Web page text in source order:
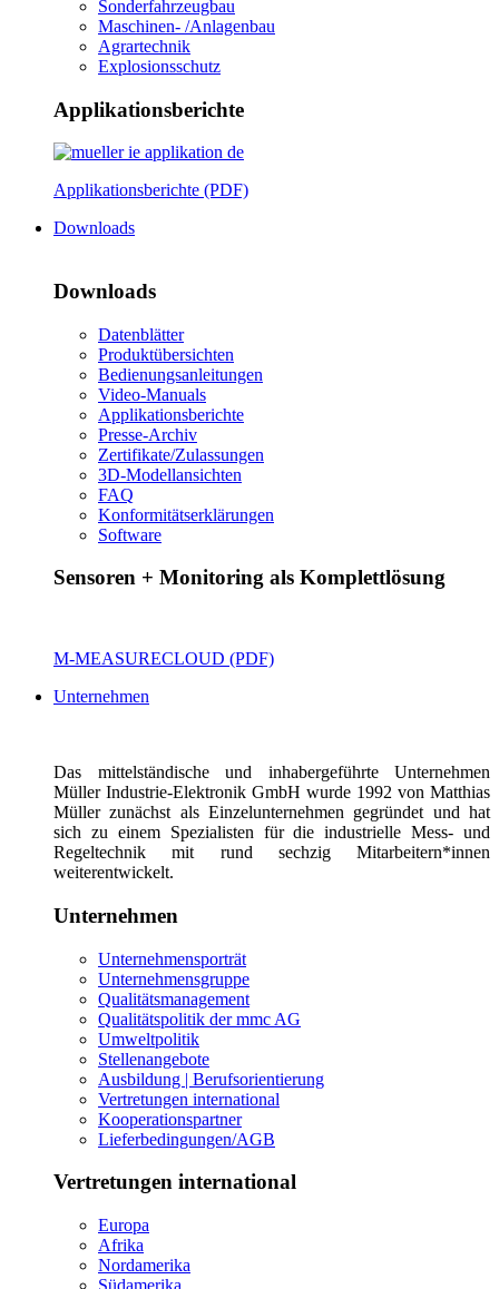
Sonderfahrzeugbau
Maschinen- /Anlagenbau
Agrartechnik
Explosionsschutz
Applikationsberichte
Applikationsberichte (PDF)
Downloads
Downloads
Datenblätter
Produktübersichten
Bedienungsanleitungen
Video-Manuals
Applikationsberichte
Presse-Archiv
Zertifikate/Zulassungen
3D-Modellansichten
FAQ
Konformitätserklärungen
Software
Sensoren + Monitoring als Komplettlösung
M-MEASURECLOUD (PDF)
Unternehmen
Das mittelständische und inhabergeführte Unternehmen
Müller Industrie-Elektronik GmbH wurde 1992 von Matthias
Müller zunächst als Einzelunternehmen gegründet und hat
sich zu einem Spezialisten für die industrielle Mess- und
Regeltechnik mit rund sechzig Mitarbeitern*innen
weiterentwickelt.
Unternehmen
Unternehmensporträt
Unternehmensgruppe
Qualitätsmanagement
Qualitätspolitik der mmc AG
Umweltpolitik
Stellenangebote
Ausbildung | Berufsorientierung
Vertretungen international
Kooperationspartner
Lieferbedingungen/AGB
Vertretungen international
Europa
Afrika
Nordamerika
Südamerika